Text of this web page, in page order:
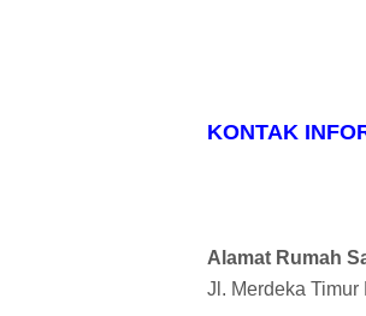
KONTAK
Alamat Rumah
Jl. Merdeka